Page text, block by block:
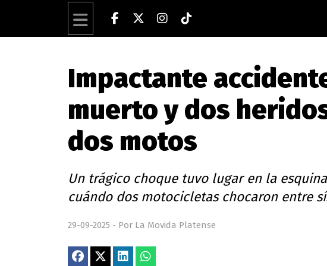
Impactante
muerto y dos
dos motos
Un trágico choque tuvo lugar en la
cuándo dos motocicletas chocaron entre
29-09-2025 - Por La Movida Platense